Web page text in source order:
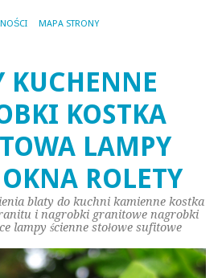
MAPA STRONY
KUCHENNE
KOSTKA
LAMPY
ROLETY
blaty do kuchni kamienne kostka
i nagrobki granitowe nagrobki
lampy ścienne stołowe sufitowe